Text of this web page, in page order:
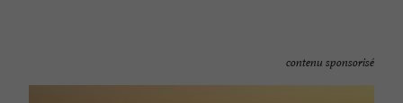
contenu sponsorisé